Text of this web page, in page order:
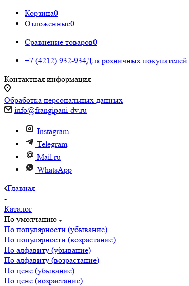
Корзина0
Отложенные0
Сравнение товаров0
+7 (4212) 932-934Для розничных покупателей
Контактная информация
Обработка персональных данных
info@frangipani-dv.ru
Instagram
Telegram
Mail.ru
WhatsApp
Главная
-
Каталог
По умолчанию
По популярности (убывание)
По популярности (возрастание)
По алфавиту (убывание)
По алфавиту (возрастание)
По цене (убывание)
По цене (возрастание)